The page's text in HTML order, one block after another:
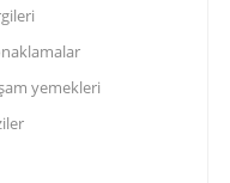
yemekleri